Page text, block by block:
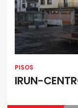
PISOS
IRUN-